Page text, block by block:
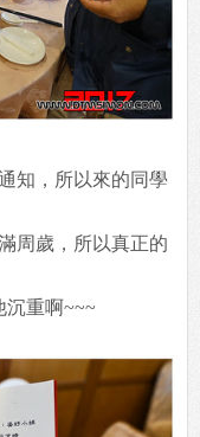
知，所以來的同學
周歲，所以真正的
沉重啊~~~